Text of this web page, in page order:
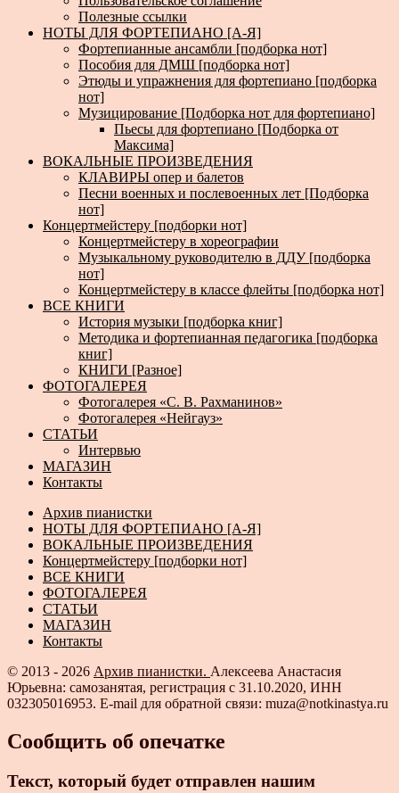
Полезные ссылки
НОТЫ ДЛЯ ФОРТЕПИАНО [А-Я]
Фортепианные ансамбли [подборка нот]
Пособия для ДМШ [подборка нот]
Этюды и упражнения для фортепиано [подборка
нот]
Музицирование [Подборка нот для фортепиано]
Пьесы для фортепиано [Подборка от
Максима]
ВОКАЛЬНЫЕ ПРОИЗВЕДЕНИЯ
КЛАВИРЫ опер и балетов
Песни военных и послевоенных лет [Подборка
нот]
Концертмейстеру [подборки нот]
Концертмейстеру в хореографии
Музыкальному руководителю в ДДУ [подборка
нот]
Концертмейстеру в классе флейты [подборка нот]
ВСЕ КНИГИ
История музыки [подборка книг]
Методика и фортепианная педагогика [подборка
книг]
КНИГИ [Разное]
ФОТОГАЛЕРЕЯ
Фотогалерея «С. В. Рахманинов»
Фотогалерея «Нейгауз»
СТАТЬИ
Интервью
МАГАЗИН
Контакты
Архив пианистки
НОТЫ ДЛЯ ФОРТЕПИАНО [А-Я]
ВОКАЛЬНЫЕ ПРОИЗВЕДЕНИЯ
Концертмейстеру [подборки нот]
ВСЕ КНИГИ
ФОТОГАЛЕРЕЯ
СТАТЬИ
МАГАЗИН
Контакты
© 2013 - 2026 Архив пианистки. Алексеева Анастасия
Юрьевна: самозанятая, регистрация с 31.10.2020, ИНН
032305016953. E-mail для обратной связи: muza@notkinastya.ru
Сообщить об опечатке
Текст, который будет отправлен нашим